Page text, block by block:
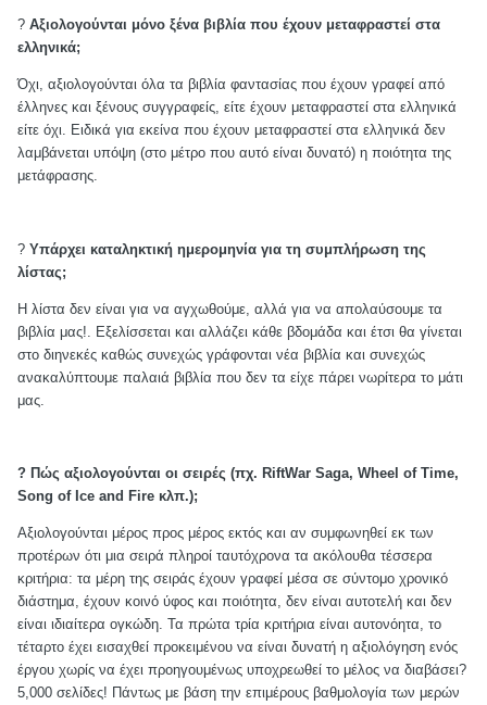
? Αξιολογούνται μόνο ξένα βιβλία που έχουν μεταφραστεί στα
ελληνικά;
Όχι, αξιολογούνται όλα τα βιβλία φαντασίας που έχουν γραφεί από
έλληνες και ξένους συγγραφείς, είτε έχουν μεταφραστεί στα ελληνικά
είτε όχι. Ειδικά για εκείνα που έχουν μεταφραστεί στα ελληνικά δεν
λαμβάνεται υπόψη (στο μέτρο που αυτό είναι δυνατό) η ποιότητα της
μετάφρασης.
? Υπάρχει καταληκτική ημερομηνία για τη συμπλήρωση της
λίστας;
Η λίστα δεν είναι για να αγχωθούμε, αλλά για να απολαύσουμε τα
βιβλία μας!. Εξελίσσεται και αλλάζει κάθε βδομάδα και έτσι θα γίνεται
στο διηνεκές καθώς συνεχώς γράφονται νέα βιβλία και συνεχώς
ανακαλύπτουμε παλαιά βιβλία που δεν τα είχε πάρει νωρίτερα το μάτι
μας.
? Πώς αξιολογούνται οι σειρές (πχ. RiftWar Saga, Wheel of Time,
Song of Ice and Fire κλπ.);
Αξιολογούνται μέρος προς μέρος εκτός και αν συμφωνηθεί εκ των
προτέρων ότι μια σειρά πληροί ταυτόχρονα τα ακόλουθα τέσσερα
κριτήρια: τα μέρη της σειράς έχουν γραφεί μέσα σε σύντομο χρονικό
διάστημα, έχουν κοινό ύφος και ποιότητα, δεν είναι αυτοτελή και δεν
είναι ιδιαίτερα ογκώδη. Τα πρώτα τρία κριτήρια είναι αυτονόητα, το
τέταρτο έχει εισαχθεί προκειμένου να είναι δυνατή η αξιολόγηση ενός
έργου χωρίς να έχει προηγουμένως υποχρεωθεί το μέλος να διαβάσει?
5,000 σελίδες! Πάντως με βάση την επιμέρους βαθμολογία των μερών